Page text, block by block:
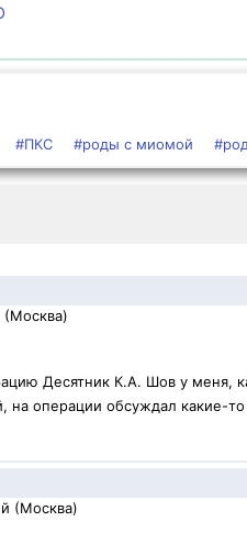
#ПКС #роды с миомой
Десятник К.А. Шов у меня,
операции обсуждал какие-
(Москва)